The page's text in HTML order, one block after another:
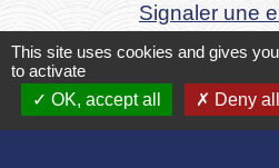
Signaler une
This site uses cookies and gives
to activate
OK, accept all
Deny